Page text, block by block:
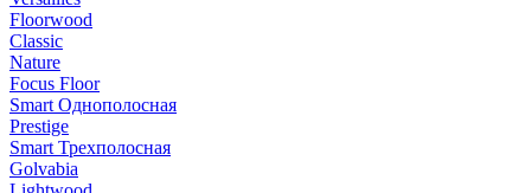
Floorwood
Classic
Nature
Focus Floor
Smart Однополосная
Prestige
Smart Трехполосная
Golvabia